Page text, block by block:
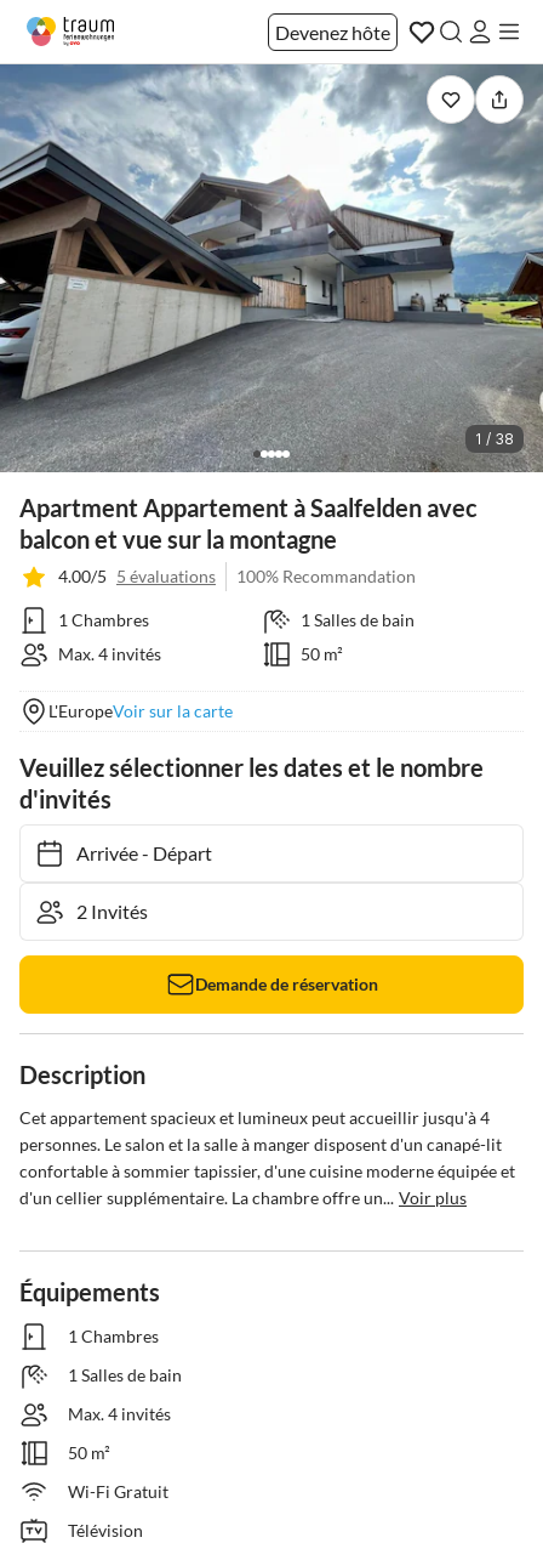
Devenez hôte
1 / 38
Apartment Appartement à Saalfelden avec
balcon et vue sur la montagne
4.00/5 5 évaluations 100% Recommandation
1 Chambres
1 Salles de bain
Max. 4 invités
50 m²
L'EuropeVoir sur la carte
Veuillez sélectionner les dates et le nombre
d'invités
Arrivée- Départ
Demande de réservation
Description
Cet appartement spacieux et lumineux peut accueillir jusqu'à 4
personnes. Le salon et la salle à manger disposent d'un canapé-lit
confortable à sommier tapissier, d'une cuisine moderne équipée et
d'un cellier supplémentaire. La chambre offre un... Voir plus
Équipements
1 Chambres
1 Salles de bain
Max. 4 invités
50 m²
Wi-Fi Gratuit
Télévision